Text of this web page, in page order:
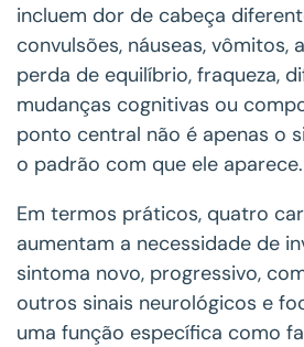
incluem dor de cabeça
convulsões, náuseas, vômitos,
perda de equilíbrio, fraqueza,
mudanças cognitivas ou
ponto central não é apenas o
o padrão com que ele aparece.
Em termos práticos, quatro
aumentam a necessidade de
sintoma novo, progressivo,
outros sinais neurológicos e
uma função específica como